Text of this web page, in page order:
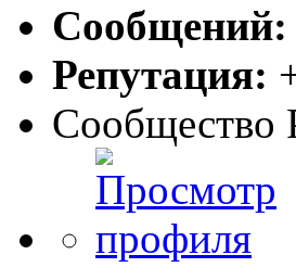
Сообщений:
Репутация:
Сообщество